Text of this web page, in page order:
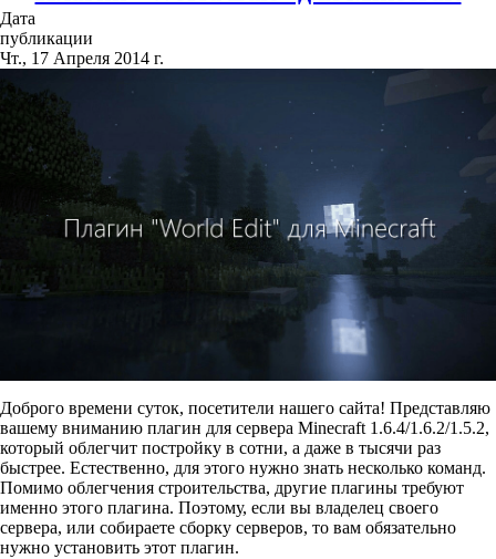
Дата
публикации
Чт., 17 Апреля 2014 г.
Доброго времени суток, посетители нашего сайта! Представляю
вашему вниманию плагин для сервера Minecraft 1.6.4/1.6.2/1.5.2,
который облегчит постройку в сотни, а даже в тысячи раз
быстрее. Естественно, для этого нужно знать несколько команд.
Помимо облегчения строительства, другие плагины требуют
именно этого плагина. Поэтому, если вы владелец своего
сервера, или собираете сборку серверов, то вам обязательно
нужно установить этот плагин.